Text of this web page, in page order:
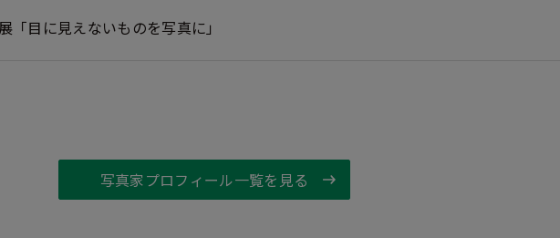
「目に見えないものを写真に」
写真家プロフィール一覧を見る